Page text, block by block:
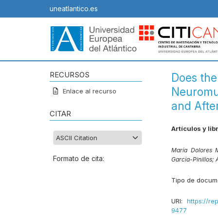
uneatlantico.es
RECURSOS
Enlace al recurso
CITAR
Formato de cita:
Does
and
Artículos y
María Dolores
García-Pinillos;
Tipo de
URI: https://
9477